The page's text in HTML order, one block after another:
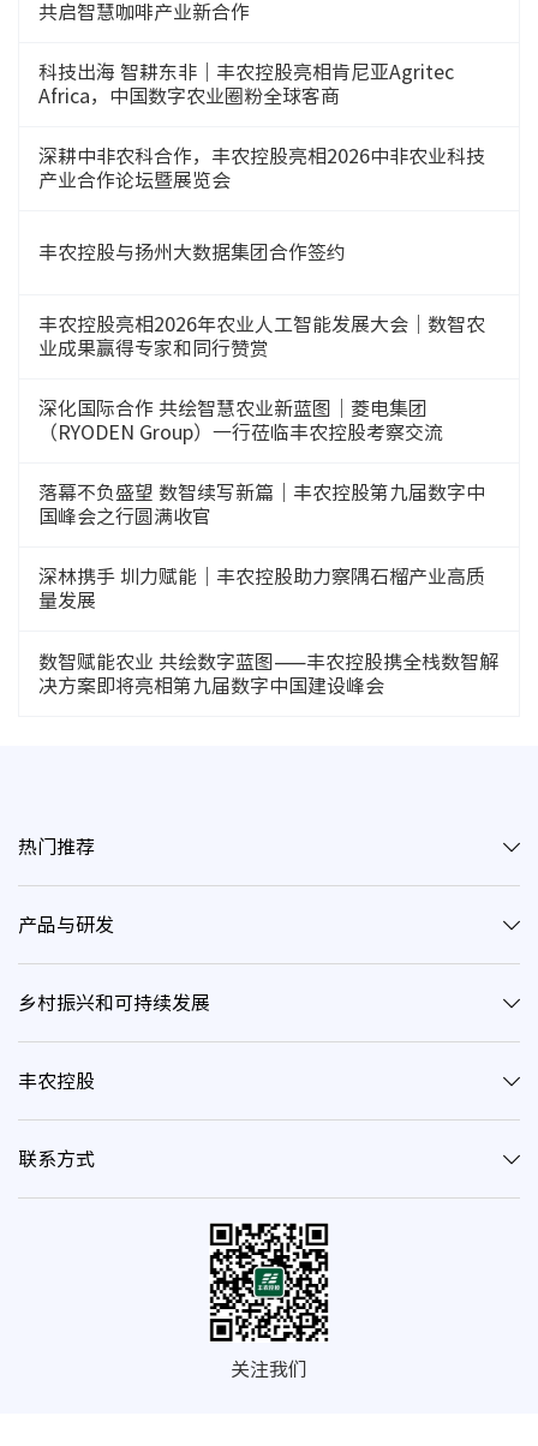
共启智慧咖啡产业新合作
科技出海 智耕东非｜丰农控股亮相肯尼亚Agritec
Africa，中国数字农业圈粉全球客商
深耕中非农科合作，丰农控股亮相2026中非农业科技
产业合作论坛暨展览会
丰农控股与扬州大数据集团合作签约
丰农控股亮相2026年农业人工智能发展大会｜数智农
业成果赢得专家和同行赞赏
深化国际合作 共绘智慧农业新蓝图｜菱电集团
（RYODEN Group）一行莅临丰农控股考察交流
落幕不负盛望 数智续写新篇｜丰农控股第九届数字中
国峰会之行圆满收官
深林携手 圳力赋能｜丰农控股助力察隅石榴产业高质
量发展
数智赋能农业 共绘数字蓝图——丰农控股携全栈数智解
决方案即将亮相第九届数字中国建设峰会
热门推荐
产品与研发
乡村振兴和可持续发展
丰农控股
联系方式
关注我们